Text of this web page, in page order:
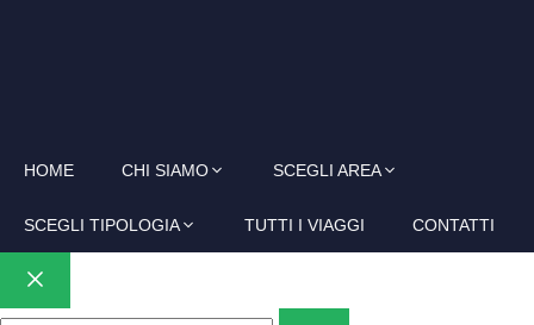
HOME CHI SIAMO SCEGLI AREA
SCEGLI TIPOLOGIA TUTTI I VIAGGI CONTATTI
Chiudi